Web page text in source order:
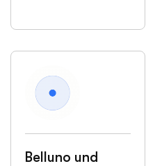
Belluno und